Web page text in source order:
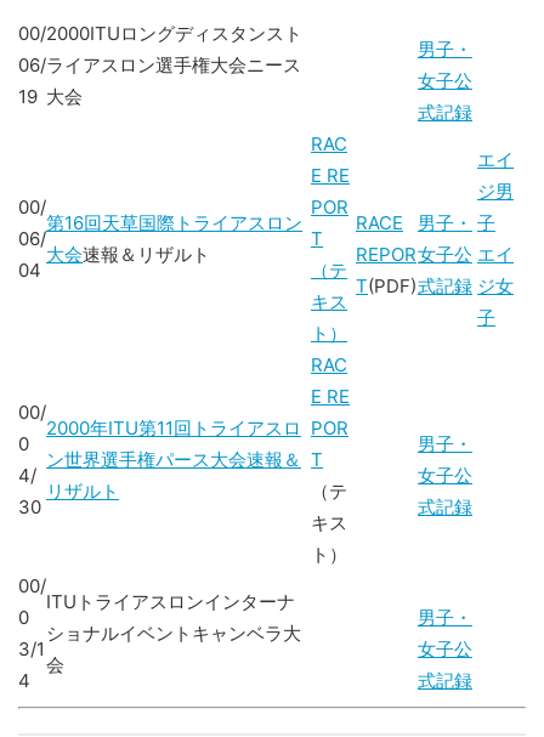
00/
06/
19
2000ITUロングディスタンスト
ライアスロン選手権大会ニース
大会
男子・
女子公
式記録
00/
06/
04
第16回天草国際トライアスロン
大会速報＆リザルト
RAC
E RE
POR
T
（テ
キス
ト）
RACE
REPOR
T(PDF)
男子・
女子公
式記録
エイ
ジ男
子
エイ
ジ女
子
00/
0
4/
30
2000年ITU第11回トライアスロ
ン世界選手権パース大会速報＆
リザルト
RAC
E RE
POR
T
（テ
キス
ト）
男子・
女子公
式記録
00/
0
3/1
4
ITUトライアスロンインターナ
ショナルイベントキャンベラ大
会
男子・
女子公
式記録